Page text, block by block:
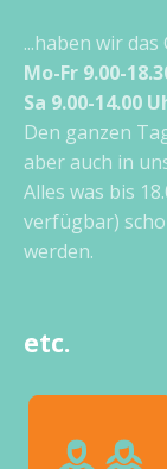
...haben wir das
Mo-Fr 9.00-
Sa 9.00-14.00
Den ganzen
aber auch in
Alles was bis
verfügbar)
werden.
etc.